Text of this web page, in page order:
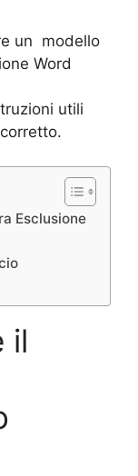
un modello
Word
utili
Esclusione
il